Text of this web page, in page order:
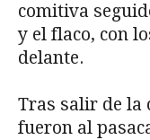
comitiva
y el flaco, con
delante.
Tras salir de la
fueron al